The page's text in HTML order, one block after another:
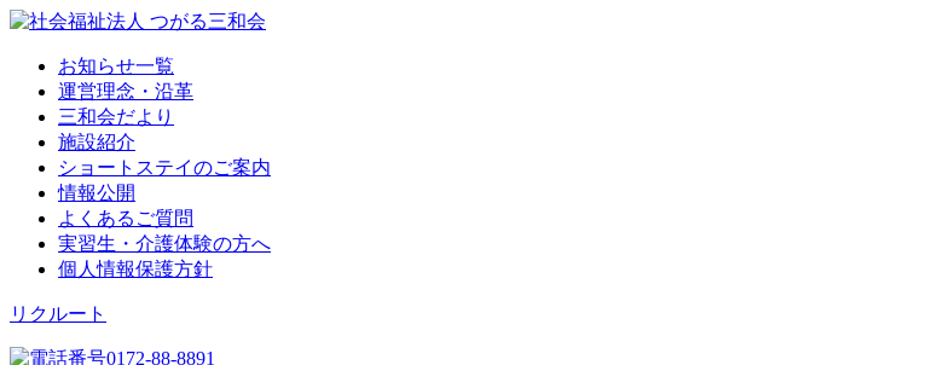
お知らせ一覧
運営理念・沿革
三和会だより
施設紹介
ショートステイのご案内
情報公開
よくあるご質問
実習生・介護体験の方へ
個人情報保護方針
リクルート